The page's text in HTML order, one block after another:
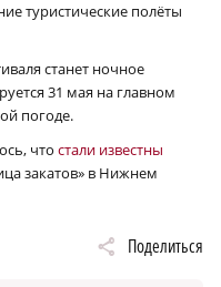
туристические полёты
станет ночное
31 мая на главном
погоде.
что стали известны
закатов» в Нижнем
Поделиться